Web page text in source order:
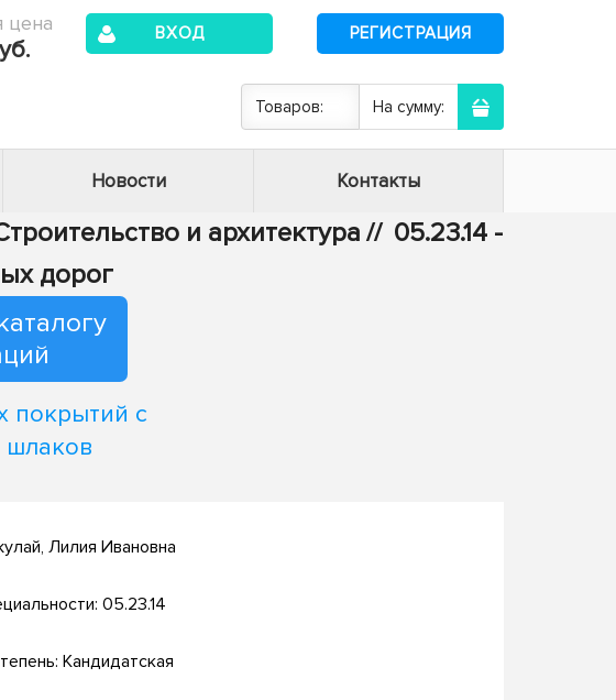
цена ВХОД РЕГИСТРАЦИЯ
Товаров: На сумму:
Новости Контакты
и архитектура // 05.23.14 -
дорог
покрытий с
Лилия Ивановна
05.23.14
Кандидатская